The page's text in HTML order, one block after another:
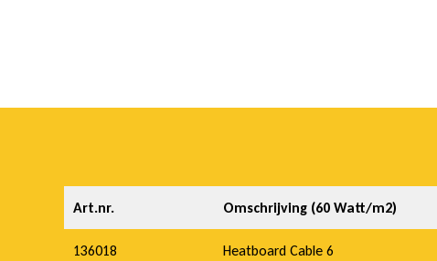
Art.nr. Omschrijving (60 Watt/m2)
136018 Heatboard Cable 6